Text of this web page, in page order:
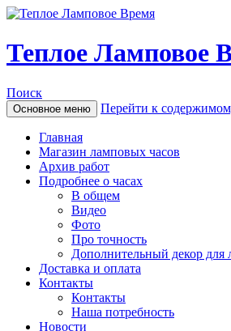
Теплое Ламповое
Поиск
Основное меню Перейти к
Главная
Магазин ламповых часов
Архив работ
Подробнее о часах
В общем
Видео
Фото
Про точность
Дополнительный декор для
Доставка и оплата
Контакты
Контакты
Наша потребность
Новости